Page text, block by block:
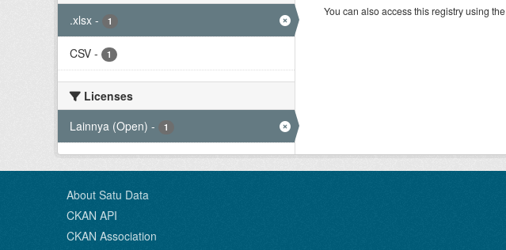
.xlsx - 1
CSV - 1
Licenses
Lainnya (Open) - 1
You can also access this registry using the
About Satu Data
CKAN API
CKAN Association